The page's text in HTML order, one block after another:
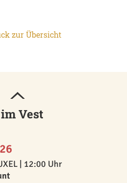
zur Übersicht
Vest
| 12:00 Uhr